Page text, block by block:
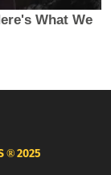
®2025